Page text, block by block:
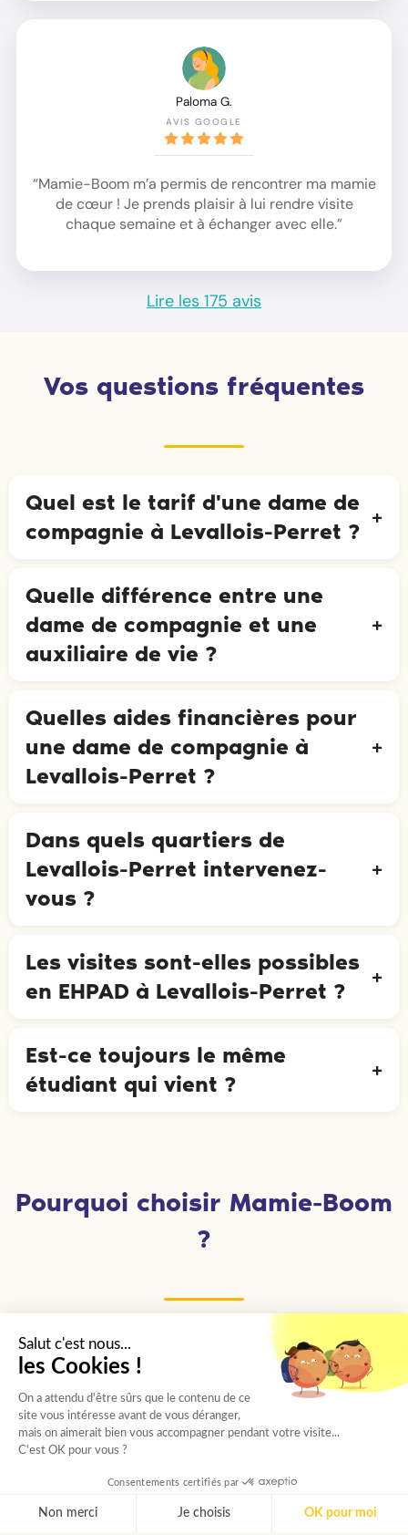
Paloma G.
AVIS GOOGLE
“Mamie-Boom m’a permis de rencontrer ma mamie
de cœur ! Je prends plaisir à lui rendre visite
chaque semaine et à échanger avec elle.”
Lire les 175 avis
Vos questions fréquentes
Quel est le tarif d'une dame de
compagnie à Levallois-Perret ?
Quelle différence entre une
dame de compagnie et une
auxiliaire de vie ?
Quelles aides financières pour
une dame de compagnie à
Levallois-Perret ?
Dans quels quartiers de
Levallois-Perret intervenez-
vous ?
Les visites sont-elles possibles
en EHPAD à Levallois-Perret ?
Est-ce toujours le même
étudiant qui vient ?
Pourquoi choisir Mamie-Boom
?
Des étudiants sélectionnés un
Chaque étudiant passe un entretien avec
notre chargée de recrutement, puis est choisi
selon sa personnalité et les besoins de votre
Salut c'est nous...
les Cookies !
On a attendu d'être sûrs que le contenu de ce
site vous intéresse avant de vous déranger,
mais on aimerait bien vous accompagner pendant votre visite...
C'est OK pour vous ?
Consentements certifiés par
Non merci Je choisis OK pour moi